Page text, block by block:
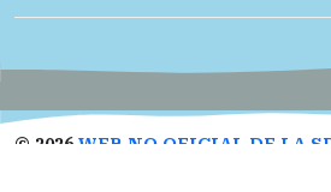
© 2026 WEB NO OFICIAL DE LA